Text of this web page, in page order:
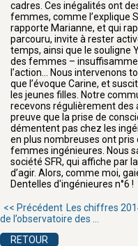
cadres. Ces inégalités ont
femmes, comme l’explique
rapporte Marianne, et qui
parcouru, invite à rester
temps, ainsi que le souligne
des femmes –
l’action… Nous intervenons
que l’évoque Carine, et
les jeunes filles. Notre
recevons régulièrement des
preuve que la prise de
démentent pas chez les
en plus nombreuses ont
femmes ingénieures. Nous
société SFR, qui affiche par
d’agir. Alors, comme moi,
Dentelles d'ingénieures n°6 !
<< Précédent Les chiffres
de l’observatoire des ...
RETOUR